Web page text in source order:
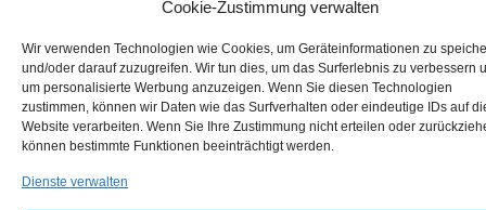
Cookie-Zustimmung verwalten
Wir verwenden Technologien wie Cookies, um Geräteinformationen zu
und/oder darauf zuzugreifen. Wir tun dies, um das Surferlebnis zu verbessern
um personalisierte Werbung anzuzeigen. Wenn Sie diesen Technologien
zustimmen, können wir Daten wie das Surfverhalten oder eindeutige IDs auf
Website verarbeiten. Wenn Sie Ihre Zustimmung nicht erteilen oder
können bestimmte Funktionen beeinträchtigt werden.
Dienste verwalten